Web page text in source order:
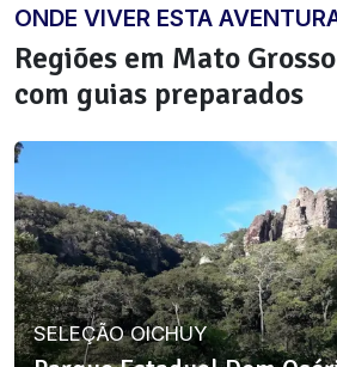
ONDE VIVER ESTA
Regiões em Mato Grosso
com guias preparados
SELEÇÃO OICHUY